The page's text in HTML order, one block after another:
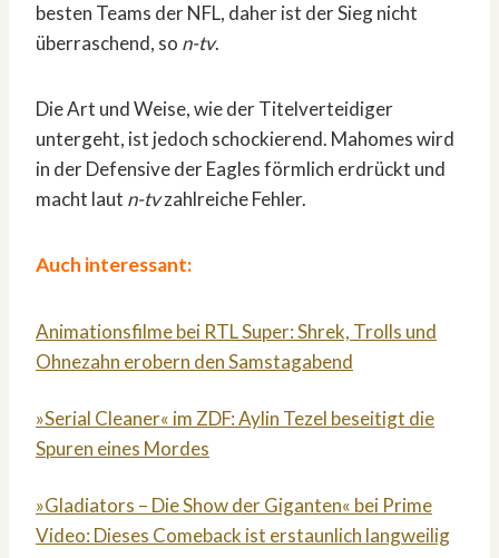
besten Teams der NFL, daher ist der Sieg nicht
überraschend, so n-tv.
Die Art und Weise, wie der Titelverteidiger
untergeht, ist jedoch schockierend. Mahomes wird
in der Defensive der Eagles förmlich erdrückt und
macht laut n-tvzahlreiche Fehler.
Auch interessant:
Animationsfilme bei RTL Super: Shrek, Trolls und
Ohnezahn erobern den Samstagabend
»Serial Cleaner« im ZDF: Aylin Tezel beseitigt die
Spuren eines Mordes
»Gladiators – Die Show der Giganten« bei Prime
Video: Dieses Comeback ist erstaunlich langweilig